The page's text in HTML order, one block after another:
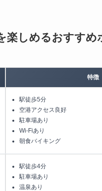
楽しめるおすすめ
特徴
駅徒歩5分
空港アクセス良好
駐車場あり
Wi-Fiあり
朝食バイキング
駅徒歩4分
駐車場あり
温泉あり